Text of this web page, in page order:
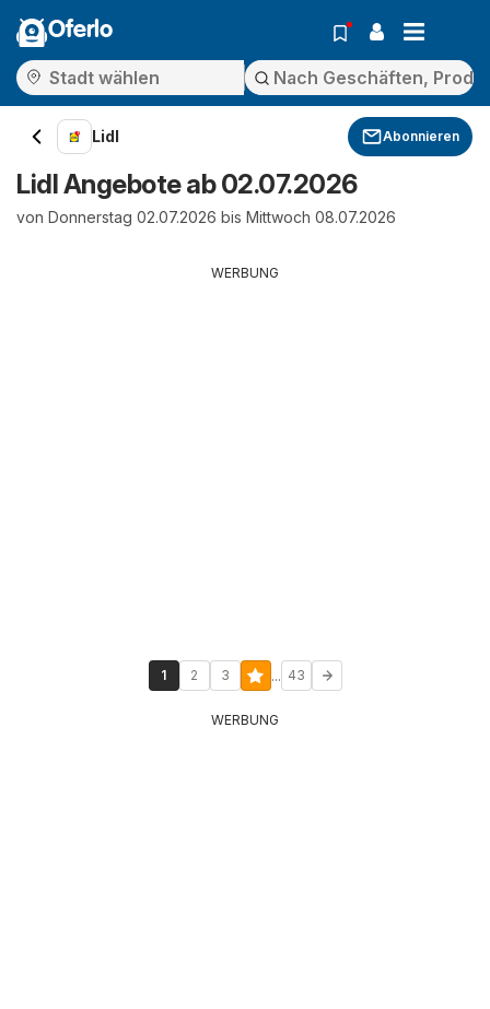
Oferlo
Lidl Abonnieren
Lidl Angebote ab 02.07.2026
von Donnerstag 02.07.2026 bis Mittwoch 08.07.2026
WERBUNG
1 2 3 ... 43
WERBUNG